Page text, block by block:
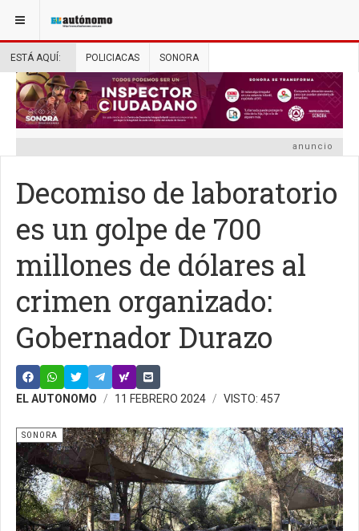
ESTÁ AQUÍ: POLICIACAS SONORA
anuncio
Decomiso de laboratorio
es un golpe de 700
millones de dólares al
crimen organizado:
Gobernador Durazo
EL AUTONOMO 11 FEBRERO 2024 VISTO: 457
SONORA